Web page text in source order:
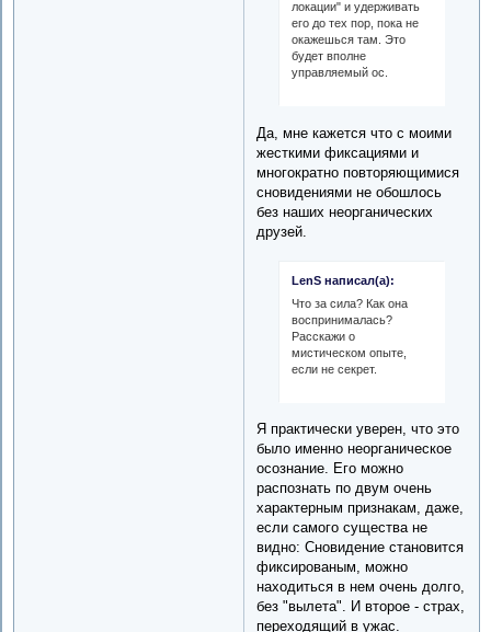
локации" и удерживать
его до тех пор, пока не
окажешься там. Это
будет вполне
управляемый ос.
Да, мне кажется что с моими
жесткими фиксациями и
многократно повторяющимися
сновидениями не обошлось
без наших неорганических
друзей.
LenS написал(а):
Что за сила? Как она
воспринималась?
Расскажи о
мистическом опыте,
если не секрет.
Я практически уверен, что это
было именно неорганическое
осознание. Его можно
распознать по двум очень
характерным признакам, даже,
если самого существа не
видно: Сновидение становится
фиксированым, можно
находиться в нем очень долго,
без "вылета". И второе - страх,
переходящий в ужас.